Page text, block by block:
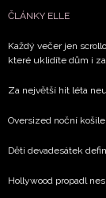
soukromí
ČLÁNKY ELLE
Každý večer jen
které uklidíte dům i
Za největší hit léta
Oversized noční
Děti devadesátek
Hollywood propadl